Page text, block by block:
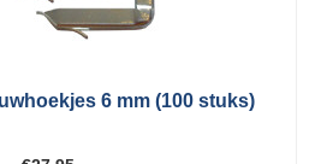
6 mm (100 stuks)